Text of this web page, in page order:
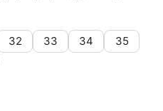
32 33 34
35